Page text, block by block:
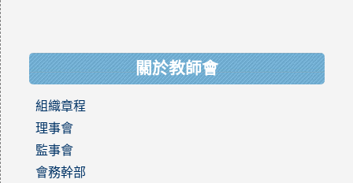
關於教師會
組織章程
理事會
監事會
會務幹部